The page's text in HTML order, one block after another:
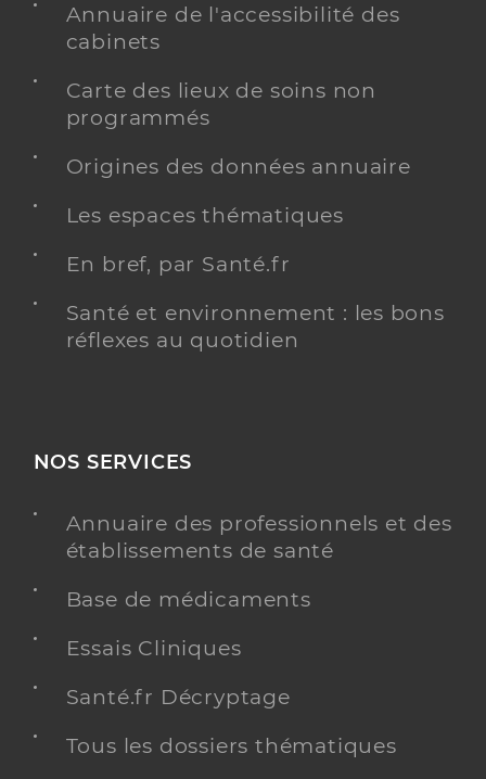
Annuaire de l'accessibilité des
cabinets
Carte des lieux de soins non
programmés
Origines des données annuaire
Les espaces thématiques
En bref, par Santé.fr
Santé et environnement : les bons
réflexes au quotidien
NOS SERVICES
Annuaire des professionnels et des
établissements de santé
Base de médicaments
Essais Cliniques
Santé.fr Décryptage
Tous les dossiers thématiques